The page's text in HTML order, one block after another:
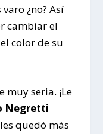
¿no? Así
cambiar el
color de su
muy seria. ¡Le
Negretti
quedó más